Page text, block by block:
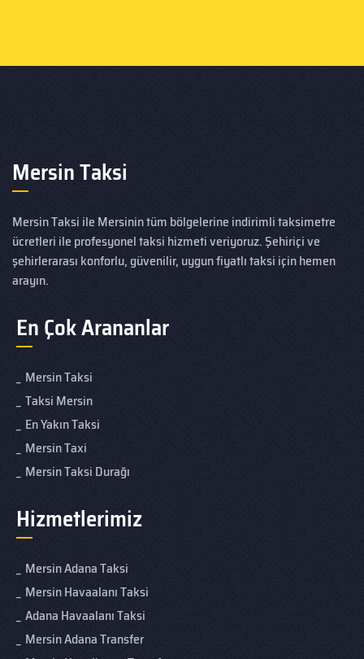
Mersin Taksi
Mersin Taksi ile Mersinin tüm bölgelerine indirimli taksimetre
ücretleri ile profesyonel taksi hizmeti veriyoruz. Şehiriçi ve
şehirlerarası konforlu, güvenilir, uygun fiyatlı taksi için hemen
arayın.
En Çok Arananlar
Mersin Taksi
Taksi Mersin
En Yakın Taksi
Mersin Taxi
Mersin Taksi Durağı
Hizmetlerimiz
Mersin Adana Taksi
Mersin Havaalanı Taksi
Adana Havaalanı Taksi
Mersin Adana Transfer